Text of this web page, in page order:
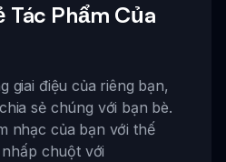
Tác Phẩm Của
giai điệu của riêng bạn,
sẻ chúng với bạn bè.
nhạc của bạn với thế
chuột với